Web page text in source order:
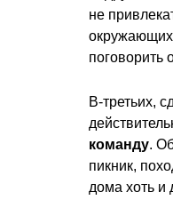
не
поговорить
В-третьих,
команду.
пикник,
дома хоть и